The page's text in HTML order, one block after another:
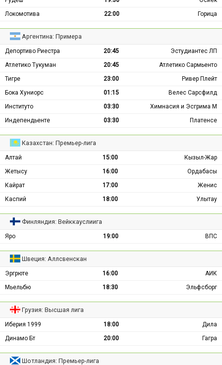
Локомотива
22:00 Горица
Аргентина: Примера
Депортиво Риестра 20:45
Эстудиантес ЛП
Атлетико Тукуман
20:45
Атлетико Сармьенто
Тигре
23:00
Ривер Плейт
Бока Хуниорс
01:15
Велес Сарсфилд
Институто
03:30
Химнасия и Эсгрима М
Индепендьенте
03:30 Платенсе
Казахстан: Премьер-лига
Алтай 15:00
Кызыл-Жар
Жетысу
16:00
Ордабасы
Кайрат
17:00
Женис
Каспий
18:00 Улытау
Финляндия: Вейккауслиига
Яро 19:00 ВПС
Швеция: Аллсвенскан
Эргрюте 16:00
АИК
Мьельбю
18:30 Эльфсборг
Грузия: Высшая лига
Иберия 1999 18:00
Дила
Динамо Бт
20:00 Гагра
Шотландия: Премьер-лига